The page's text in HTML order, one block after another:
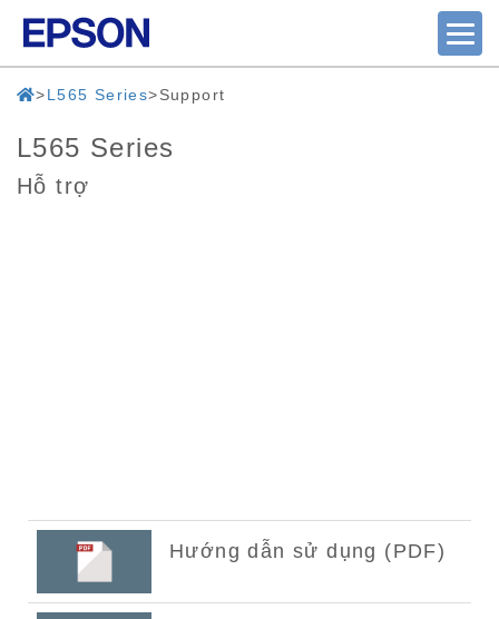
L565 Series Support
L565 Series
Hỗ trợ